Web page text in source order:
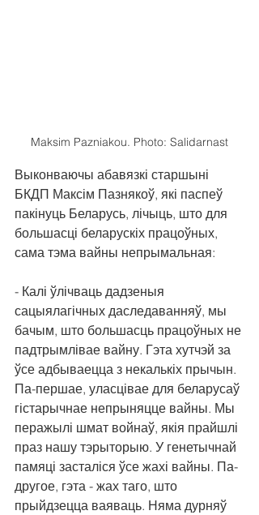
Maksim Pazniakou. Photo: Salidarnast
Выконваючы абавязкі старшыні
БКДП Максім Пазнякоў, які паспеў
пакінуць Беларусь, лічыць, што для
большасці беларускіх працоўных,
сама тэма вайны непрымальная:
- Калі ўлічваць дадзеныя
сацыялагічных даследаванняў, мы
бачым, што большасць працоўных не
падтрымлівае вайну. Гэта хутчэй за
ўсе адбываецца з некалькіх прычын.
Па-першае, уласцівае для беларусаў
гістарычнае непрыняцце вайны. Мы
перажылі шмат войнаў, якія прайшлі
праз нашу тэрыторыю. У генетычнай
памяці засталіся ўсе жахі вайны. Па-
другое, гэта - жах таго, што
прыйдзецца ваяваць. Няма дурняў